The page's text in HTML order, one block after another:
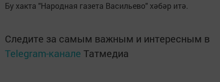
Бу хакта "Народная газета Васильево" хәбәр итә.
Следите за самым важным и интересным в
Telegram-канале Татмедиа